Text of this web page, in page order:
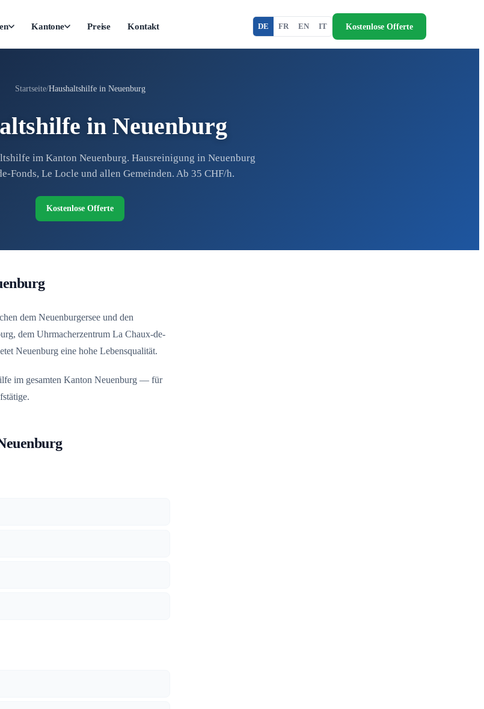
Kantone Preise Kontakt DE FR EN IT Kostenlose Offerte
Startseite Haushaltshilfe in Neuenburg
in Neuenburg
im Kanton Neuenburg. Hausreinigung in Neuenburg
Fonds, Le Locle und allen Gemeinden. Ab 35 CHF/h.
Kostenlose Offerte
dem Neuenburgersee und den
dem Uhrmacherzentrum La Chaux-de-
Neuenburg eine hohe Lebensqualität.
im gesamten Kanton Neuenburg — für